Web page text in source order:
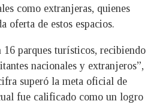
como extranjeras, quienes
oferta de estos espacios.
16 parques turísticos, recibiendo
nacionales y extranjeros”,
superó la meta oficial de
fue calificado como un logro